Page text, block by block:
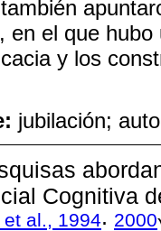
en el que
y los
jubilación;
Cognitiva
et al., 1994 2000